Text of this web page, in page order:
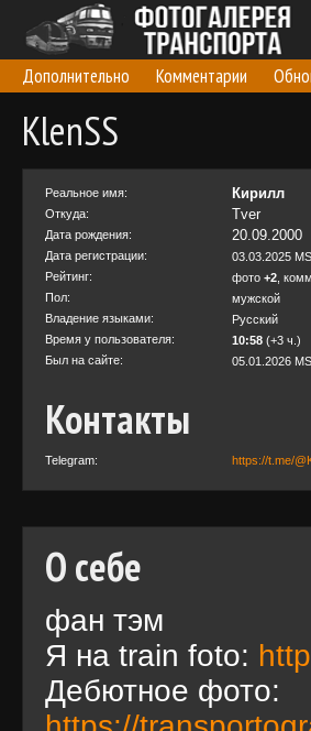
Дополнительно Комментарии
KlenSS
Реальное имя: Кирилл
Откуда: Tver
Дата рождения: 20.09.2000
Дата регистрации:
03.03.2025
Рейтинг:
фото +2 ,
Пол:
мужской
Владение языками:
Русский
Время у пользователя:
10:58 (+3 ч.)
Был на сайте:
05.01.2026
Контакты
Telegram: https://t.me/
О себе
фан тэм
Я на train foto:
Дебютное фото: